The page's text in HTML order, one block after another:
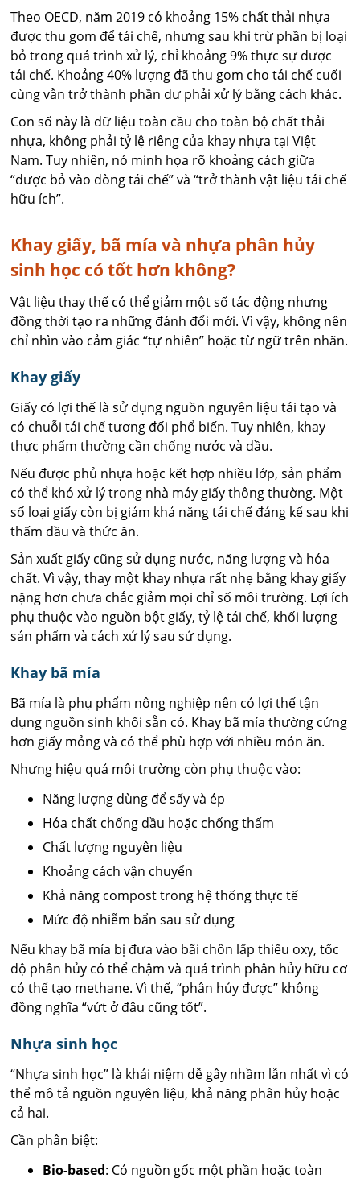
Theo OECD, năm 2019 có khoảng 15% chất thải nhựa
được thu gom để tái chế, nhưng sau khi trừ phần bị loại
bỏ trong quá trình xử lý, chỉ khoảng 9% thực sự được
tái chế. Khoảng 40% lượng đã thu gom cho tái chế cuối
cùng vẫn trở thành phần dư phải xử lý bằng cách khác.
Con số này là dữ liệu toàn cầu cho toàn bộ chất thải
nhựa, không phải tỷ lệ riêng của khay nhựa tại Việt
Nam. Tuy nhiên, nó minh họa rõ khoảng cách giữa
“được bỏ vào dòng tái chế” và “trở thành vật liệu tái chế
hữu ích”.
Khay giấy, bã mía và nhựa phân hủy
sinh học có tốt hơn không?
Vật liệu thay thế có thể giảm một số tác động nhưng
đồng thời tạo ra những đánh đổi mới. Vì vậy, không nên
chỉ nhìn vào cảm giác “tự nhiên” hoặc từ ngữ trên nhãn.
Khay giấy
Giấy có lợi thế là sử dụng nguồn nguyên liệu tái tạo và
có chuỗi tái chế tương đối phổ biến. Tuy nhiên, khay
thực phẩm thường cần chống nước và dầu.
Nếu được phủ nhựa hoặc kết hợp nhiều lớp, sản phẩm
có thể khó xử lý trong nhà máy giấy thông thường. Một
số loại giấy còn bị giảm khả năng tái chế đáng kể sau khi
thấm dầu và thức ăn.
Sản xuất giấy cũng sử dụng nước, năng lượng và hóa
chất. Vì vậy, thay một khay nhựa rất nhẹ bằng khay giấy
nặng hơn chưa chắc giảm mọi chỉ số môi trường. Lợi ích
phụ thuộc vào nguồn bột giấy, tỷ lệ tái chế, khối lượng
sản phẩm và cách xử lý sau sử dụng.
Khay bã mía
Bã mía là phụ phẩm nông nghiệp nên có lợi thế tận
dụng nguồn sinh khối sẵn có. Khay bã mía thường cứng
hơn giấy mỏng và có thể phù hợp với nhiều món ăn.
Nhưng hiệu quả môi trường còn phụ thuộc vào:
Năng lượng dùng để sấy và ép
Hóa chất chống dầu hoặc chống thấm
Chất lượng nguyên liệu
Khoảng cách vận chuyển
Khả năng compost trong hệ thống thực tế
Mức độ nhiễm bẩn sau sử dụng
Nếu khay bã mía bị đưa vào bãi chôn lấp thiếu oxy, tốc
độ phân hủy có thể chậm và quá trình phân hủy hữu cơ
có thể tạo methane. Vì thế, “phân hủy được” không
đồng nghĩa “vứt ở đâu cũng tốt”.
Nhựa sinh học
“Nhựa sinh học” là khái niệm dễ gây nhầm lẫn nhất vì có
thể mô tả nguồn nguyên liệu, khả năng phân hủy hoặc
cả hai.
Cần phân biệt:
Bio-based: Có nguồn gốc một phần hoặc toàn